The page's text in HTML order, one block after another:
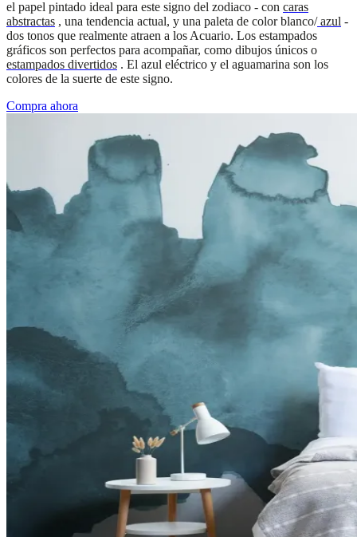
el papel pintado ideal para este signo del zodiaco - con caras
abstractas , una tendencia actual, y una paleta de color blanco/ azul -
dos tonos que realmente atraen a los Acuario. Los estampados
gráficos son perfectos para acompañar, como dibujos únicos o
estampados divertidos . El azul eléctrico y el aguamarina son los
colores de la suerte de este signo.
Compra ahora